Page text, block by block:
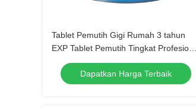
Tablet Pemutih Gigi Rumah 3 tahun
EXP Tablet Pemutih Tingkat Profesional
untuk Penampilan Senyum yang Lebih
Baik
Dapatkan Harga Terbaik